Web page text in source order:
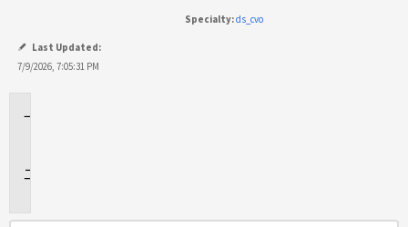
Specialty:ds_cvo
Last Updated:
7/9/2026, 7:05:31 PM